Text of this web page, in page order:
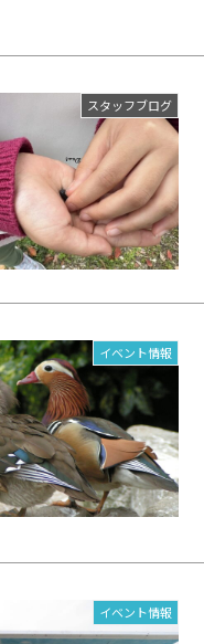
スタッフブログ
イベント情報
イベント情報